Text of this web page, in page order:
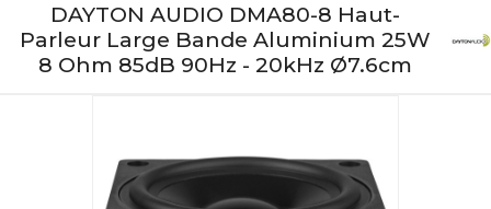
DAYTON AUDIO DMA80-8 Haut-
Parleur Large Bande Aluminium 25W
8 Ohm 85dB 90Hz - 20kHz Ø7.6cm